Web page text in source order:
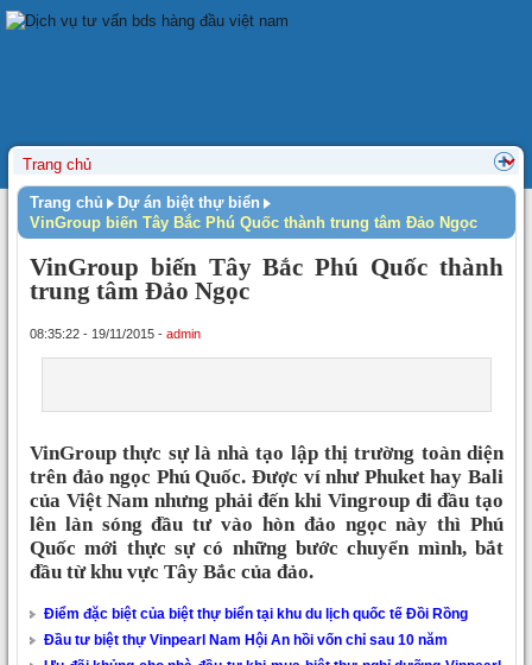
Trang chủ
Dự án biệt thự biển
VinGroup biến Tây Bắc Phú Quốc thành trung tâm Đảo Ngọc
VinGroup biến Tây Bắc Phú Quốc thành
trung tâm Đảo Ngọc
08:35:22 - 19/11/2015 - admin
VinGroup thực sự là nhà tạo lập thị trường toàn diện
trên đảo ngọc Phú Quốc. Được ví như Phuket hay Bali
của Việt Nam nhưng phải đến khi Vingroup đi đầu tạo
lên làn sóng đầu tư vào hòn đảo ngọc này thì Phú
Quốc mới thực sự có những bước chuyển mình, bắt
đầu từ khu vực Tây Bắc của đảo.
Điểm đặc biệt của biệt thự biển tại khu du lịch quốc tế Đồi Rồng
Đầu tư biệt thự Vinpearl Nam Hội An hồi vốn chỉ sau 10 năm